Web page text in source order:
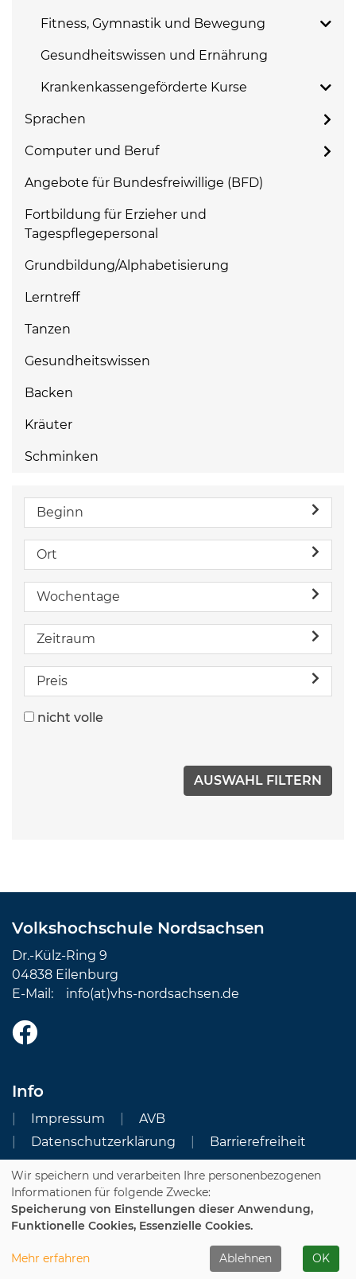
Fitness, Gymnastik und Bewegung
Gesundheitswissen und Ernährung
Krankenkassengeförderte Kurse
Sprachen
Computer und Beruf
Angebote für Bundesfreiwillige (BFD)
Fortbildung für Erzieher und
Tagespflegepersonal
Grundbildung/Alphabetisierung
Lerntreff
Tanzen
Gesundheitswissen
Backen
Kräuter
Schminken
Beginn
Ort
Wochentage
Zeitraum
Preis
nicht volle
Volkshochschule Nordsachsen
Dr.-Külz-Ring 9
04838 Eilenburg
E-Mail: info(at)vhs-nordsachsen.de
Info
Impressum
AVB
Datenschutzerklärung
Barrierefreiheit
Cookie Einstellungen
Dozenten-Login
Wir speichern und verarbeiten Ihre personenbezogenen
Informationen für folgende Zwecke:
Speicherung von Einstellungen dieser Anwendung,
Funktionelle Cookies, Essenzielle Cookies.
Mehr erfahren Ablehnen OK